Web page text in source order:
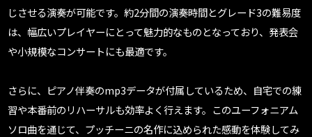
じさせる演奏が可能です。約2分間の演奏時間とグレード3の難易度
は、幅広いプレイヤーにとって魅力的なものとなっており、発表会
や小規模なコンサートにも最適です。
さらに、ピアノ伴奏のmp3データが付属しているため、自宅での練
習や本番前のリハーサルも効率よく行えます。このユーフォニアム
ソロ曲を通じて、プッチーニの名作に込められた感動を体験してみ